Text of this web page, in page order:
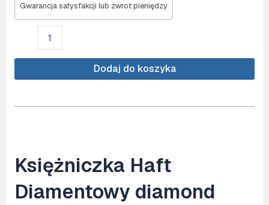
Gwarancja satysfakcji lub zwrot pieniędzy
Diamond
(NO.
Dodaj do koszyka
Księżniczka Haft
Diamentowy diamond